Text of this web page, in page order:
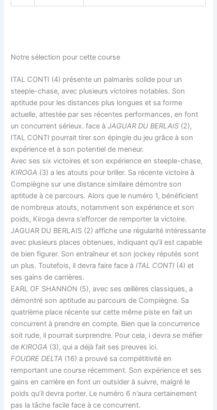
Notre sélection pour cette course
ITAL CONTI (4) présente un palmarès solide pour un
steeple-chase, avec plusieurs victoires notables. Son
aptitude pour les distances plus longues et sa forme
actuelle, attestée par ses récentes performances, en font
un concurrent sérieux. face àJAGUAR DU BERLAIS (2),
ITAL CONTI pourrait tirer son épingle du jeu grâce à son
expérience et à son potentiel de meneur.
Avec ses six victoires et son expérience en steeple-chase,
KIROGA (3) a les atouts pour briller. Sa récente victoire à
Compiègne sur une distance similaire démontre son
aptitude à ce parcours. Alors que le numéro 1, bénéficient
de nombreux atouts, notamment son expérience et son
poids, Kiroga devra s’efforcer de remporter la victoire.
JAGUAR DU BERLAIS (2) affiche une régularité intéressante
avec plusieurs places obtenues, indiquant qu’il est capable
de bien figurer. Son entraîneur et son jockey réputés sont
un plus. Toutefois, il devra faire face à ITAL CONTI (4) et
ses gains de carrières.
EARL OF SHANNON (5), avec ses œillères classiques, a
démontré son aptitude au parcours de Compiègne. Sa
quatrième place récente sur cette même piste en fait un
concurrent à prendre en compte. Bien que la concurrence
soit rude, il pourrait surprendre. Pour cela, i devra se méfier
de KIROGA (3), qui a déjà fait ses preuves ici.
FOUDRE DELTA (16) a prouvé sa compétitivité en
remportant une course récemment. Son expérience et ses
gains en carrière en font un outsider à suivre, malgré le
poids qu’il devra porter. Le numéro 6 n’aura certainement
pas la tâche facile face à ce concurrent.